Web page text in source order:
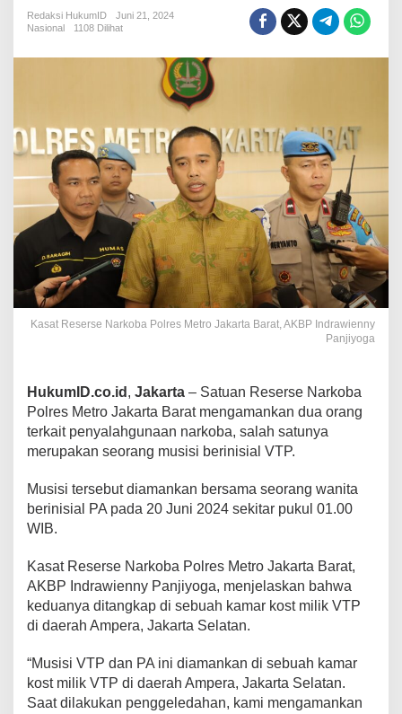
Vokalis
Band
Child
Bersama
Seorang
Wanita
Redaksi HukumID
Juni 21, 2024
Nasional
1108 Dilihat
Kasat Reserse Narkoba Polres Metro Jakarta Barat, AKBP Indrawienny
Panjiyoga
HukumID.co.id , Jakarta – Satuan Reserse Narkoba
Polres Metro Jakarta Barat mengamankan dua orang
terkait penyalahgunaan narkoba, salah satunya
merupakan seorang musisi berinisial VTP.
Musisi tersebut diamankan bersama seorang wanita
berinisial PA pada 20 Juni 2024 sekitar pukul 01.00
WIB.
Kasat Reserse Narkoba Polres Metro Jakarta Barat,
AKBP Indrawienny Panjiyoga, menjelaskan bahwa
keduanya ditangkap di sebuah kamar kost milik VTP
di daerah Ampera, Jakarta Selatan.
“Musisi VTP dan PA ini diamankan di sebuah kamar
kost milik VTP di daerah Ampera, Jakarta Selatan.
Saat dilakukan penggeledahan, kami mengamankan